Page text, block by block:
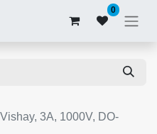
0
3A, 1000V, DO-